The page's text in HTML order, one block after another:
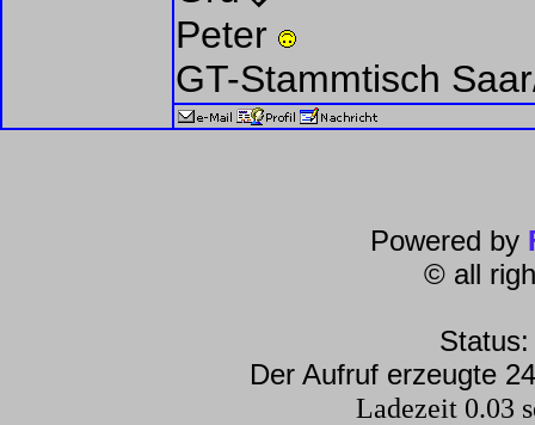
Peter
GT-Stammtisch
Powered by
© all
Der Aufruf erzeugte
Ladezeit 0.03